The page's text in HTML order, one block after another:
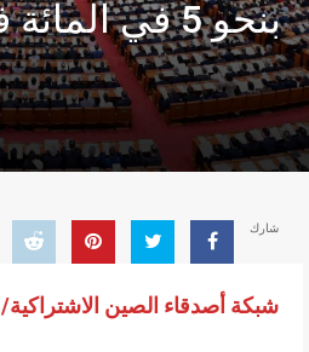
بنحو 5 في المائة في عام 2025
شارك
شبكة أصدقاء الصين الاشتراكية/